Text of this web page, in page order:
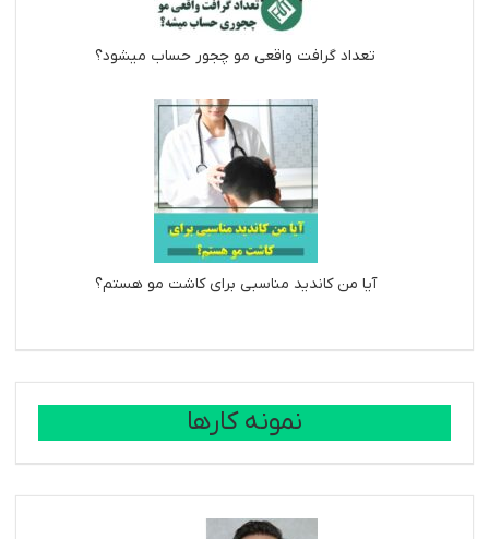
تعداد گرافت واقعی مو چجور حساب میشود؟
آیا من کاندید مناسبی برای کاشت مو هستم؟
نمونه کارها